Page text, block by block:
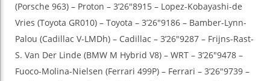
(Porsche 963) – Proton – 3’26″8915 – Lopez-Kobayashi-de
Vries (Toyota GR010) – Toyota – 3’26″9186 – Bamber-Lynn-
Palou (Cadillac V-LMDh) – Cadillac – 3’26″9287 – Frijns-Rast-
S. Van Der Linde (BMW M Hybrid V8) – WRT – 3’26″9478 –
Fuoco-Molina-Nielsen (Ferrari 499P) – Ferrari – 3’26″9739 –